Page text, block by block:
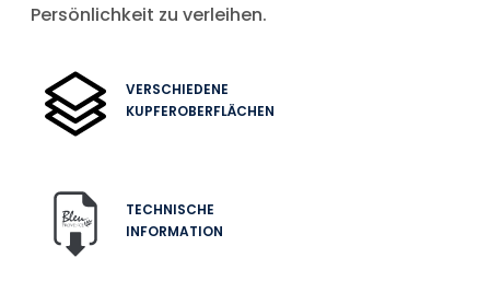
Persönlichkeit zu verleihen.
VERSCHIEDENE
KUPFEROBERFLÄCHEN
TECHNISCHE
INFORMATION